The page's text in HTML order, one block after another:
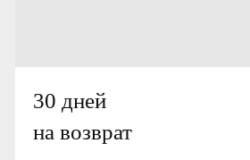
30 дней
на возврат